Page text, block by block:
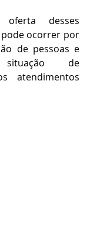
desses
ocorrer por
de pessoas e
de
atendimentos